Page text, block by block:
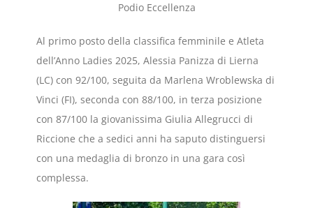
Podio Eccellenza
Al primo posto della classifica femminile e Atleta
dell’Anno Ladies 2025, Alessia Panizza di Lierna
(LC) con 92/100, seguita da Marlena Wroblewska di
Vinci (FI), seconda con 88/100, in terza posizione
con 87/100 la giovanissima Giulia Allegrucci di
Riccione che a sedici anni ha saputo distinguersi
con una medaglia di bronzo in una gara così
complessa.